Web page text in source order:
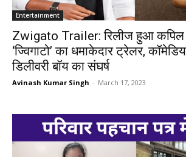
Entertainment
Zwigato Trailer: रिलीज हुआ कपिल
‘ज्विगाटो’ का धमाकेदार ट्रेलर,
डिलीवरी बॉय का संघर्ष
Avinash Kumar Singh - March 17, 2023